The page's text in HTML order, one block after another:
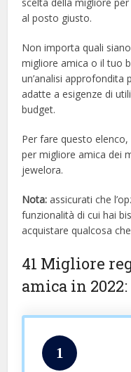
scelta della migliore
al posto giusto.
Non importa quali
migliore amica o il tuo
un’analisi approfondita
adatte a esigenze di
budget.
Per fare questo
per migliore amica dei
jewelora.
Nota: assicurati che
funzionalità di cui hai
acquistare qualcosa
41 Migliore
amica in
1